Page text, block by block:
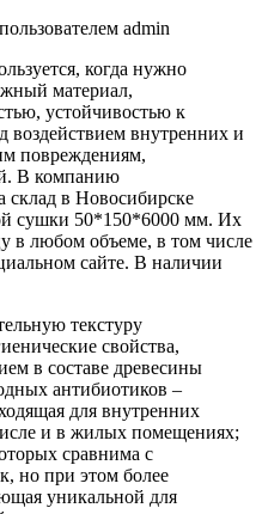
пользователем admin
когда нужно
материал,
устойчивостью к
внутренних и
повреждениям,
В компанию
в Новосибирске
сушки 50*150*6000 мм. Их
в любом объеме, в том числе
сайте. В наличии
текстуру
свойства,
в составе древесины
антибиотиков –
для внутренних
и в жилых помещениях;
сравнима с
но при этом более
уникальной для